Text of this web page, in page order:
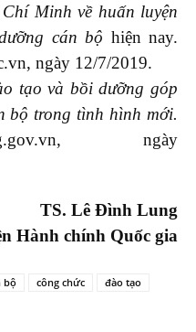
Minh về huấn luyện
cán bộ hiện nay.
ngày 12/7/2019.
tạo và bồi dưỡng góp
bộ trong tình hình mới.
ngày
TS. Lê Đình Lung
Hành chính Quốc gia
bộ công chức
đào tạo